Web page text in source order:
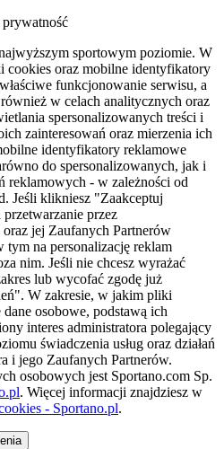
sportowym poziomie. W
oraz mobilne identyfikatory
funkcjonowanie serwisu, a
w celach analitycznych oraz
spersonalizowanych treści i
zainteresowań oraz mierzenia ich
identyfikatory reklamowe
do spersonalizowanych, jak i
reklamowych - w zależności od
Jeśli klikniesz "Zaakceptuj
przez
jej Zaufanych Partnerów
na personalizację reklam
nim. Jeśli nie chcesz wyrażać
lub wycofać zgodę już
W zakresie, w jakim pliki
osobowe, podstawą ich
interes administratora polegający
świadczenia usług oraz działań
i jego Zaufanych Partnerów.
osobowych jest Sportano.com Sp.
. Więcej informacji znajdziesz w
- Sportano.pl.